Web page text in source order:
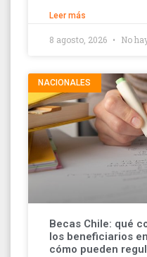
Leer más
8 agosto, 2026 No
NACIONALES
Becas Chile: qué
los beneficiarios
cómo pueden